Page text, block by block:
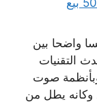
بيع تلفزيونات شاشات الكويت 50050623 بيع
واضحا بين
التقنيات
140و 150 بوصة وبأنظمة صوت
وكانه يطل من